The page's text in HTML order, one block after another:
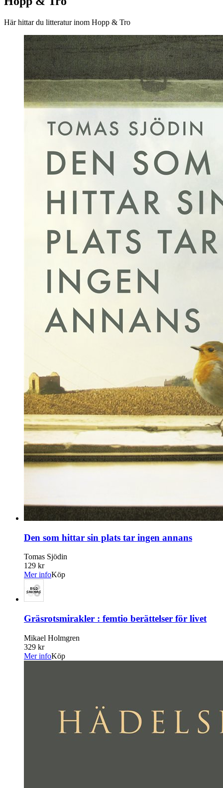
Här hittar du litteratur inom Hopp & Tro
Den som hittar sin plats tar ingen annans
Tomas Sjödin
129 kr
Mer infoKöp
Gräsrotsmirakler : femtio berättelser för livet
Mikael Holmgren
329 kr
Mer infoKöp